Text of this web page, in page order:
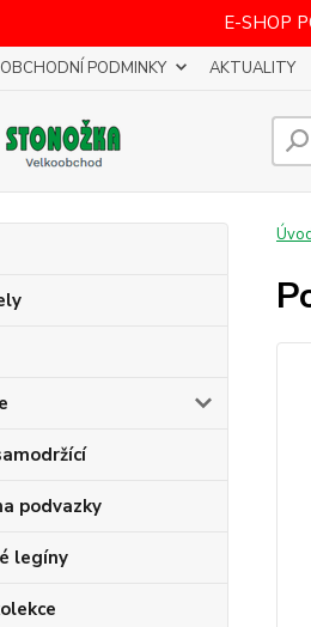
E-SHOP
OBCHODNÍ PODMINKY AKTUALITY
podvazky
legíny